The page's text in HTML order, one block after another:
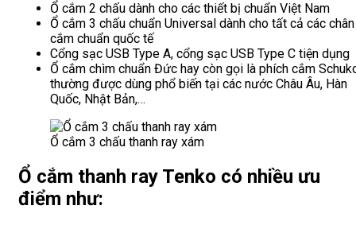
Ổ cắm 2 chấu dành cho các thiết bị chuẩn Việt Nam
Ổ cắm 3 chấu chuẩn Universal dành cho tất cả các chân
cắm chuẩn quốc tế
Cổng sạc USB Type A, cổng sạc USB Type C tiện dụng
Ổ cắm chìm chuẩn Đức hay còn gọi là phích cắm
thường được dùng phổ biến tại các nước Châu Âu, Hàn
Quốc, Nhật Bản,…
Ổ cắm 3 chấu thanh ray xám
Ổ cắm thanh ray Tenko có nhiều ưu
điểm như: